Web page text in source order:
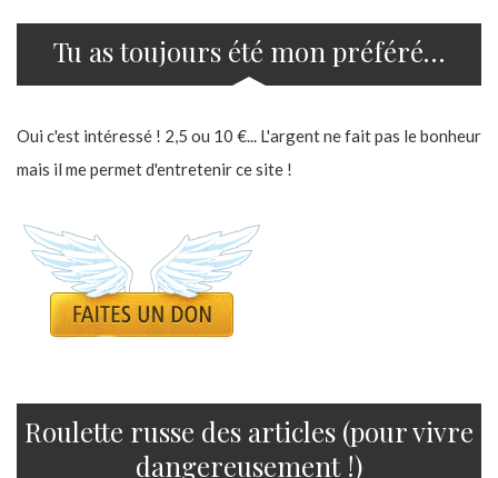
Tu as toujours été mon préféré…
Oui c'est intéressé ! 2,5 ou 10 €... L'argent ne fait pas le bonheur
mais il me permet d'entretenir ce site !
Roulette russe des articles (pour vivre
dangereusement !)